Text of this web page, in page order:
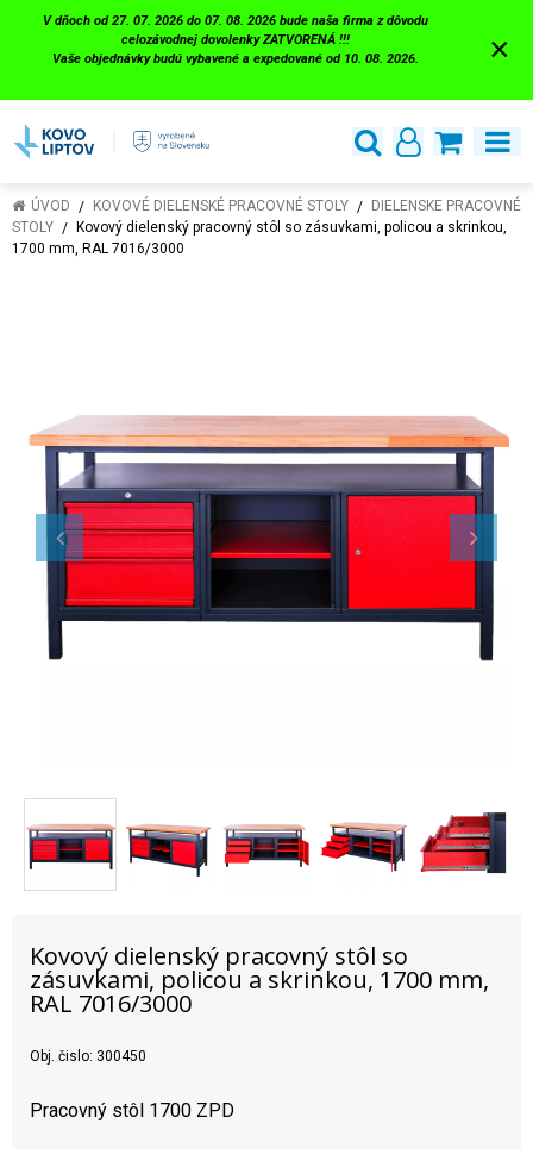
V dňoch od 27. 07. 2026 do 07. 08. 2026 bude naša firma z dôvodu
celozávodnej dovolenky ZATVORENÁ !!!
Vaše objednávky budú vybavené a expedované od 10. 08. 2026.
×
ÚVOD KOVOVÉ DIELENSKÉ PRACOVNÉ STOLY
DIELENSKE PRACOVNÉ
STOLY
Kovový dielenský pracovný stôl so zásuvkami, policou a skrinkou,
1700 mm, RAL 7016/3000
Kovový dielenský pracovný stôl so
zásuvkami, policou a skrinkou, 1700 mm,
RAL 7016/3000
Obj. čislo: 300450
Pracovný stôl 1700 ZPD